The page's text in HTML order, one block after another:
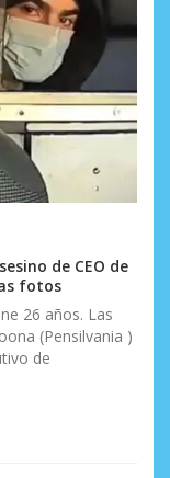
de CEO de
fotos
26 años. Las
(Pensilvania )
de